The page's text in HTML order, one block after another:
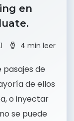
en
4 min leer
pasajes de
de ellos
o inyectar
se puede